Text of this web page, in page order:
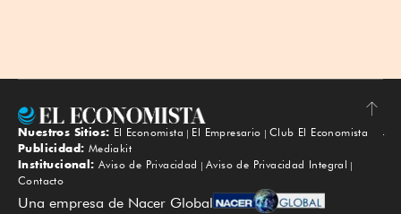
Subir
Nuestros Sitios: El Economista El Empresario
Club El Economista
Publicidad: Mediakit
Institucional: Aviso de Privacidad
Aviso de Privacidad Integral
Contacto
Una empresa de Nacer Global